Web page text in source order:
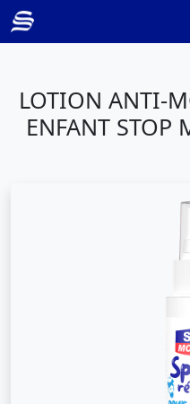
LOTION ANTI-
ENFANT STOP